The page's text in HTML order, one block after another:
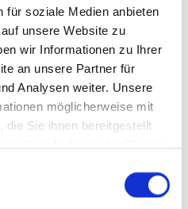
für soziale Medien anbieten
unsere Website zu
wir Informationen zu Ihrer
an unsere Partner für
Analysen weiter. Unsere
möglicherweise mit
die Sie ihnen bereitgestellt
Singh
308460586
zur Beilegung
Unternehmern
Sie unter